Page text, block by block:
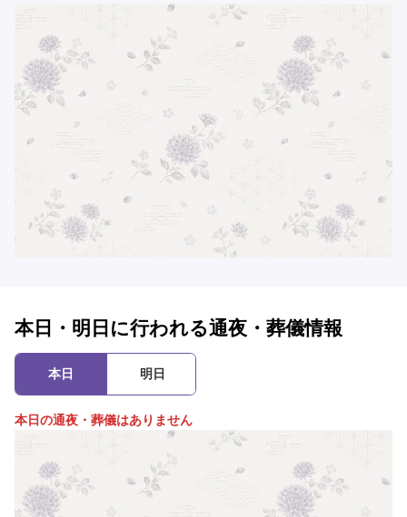
本日・明日に行われる通夜・葬儀情報
本日 明日
本日の通夜・葬儀はありません